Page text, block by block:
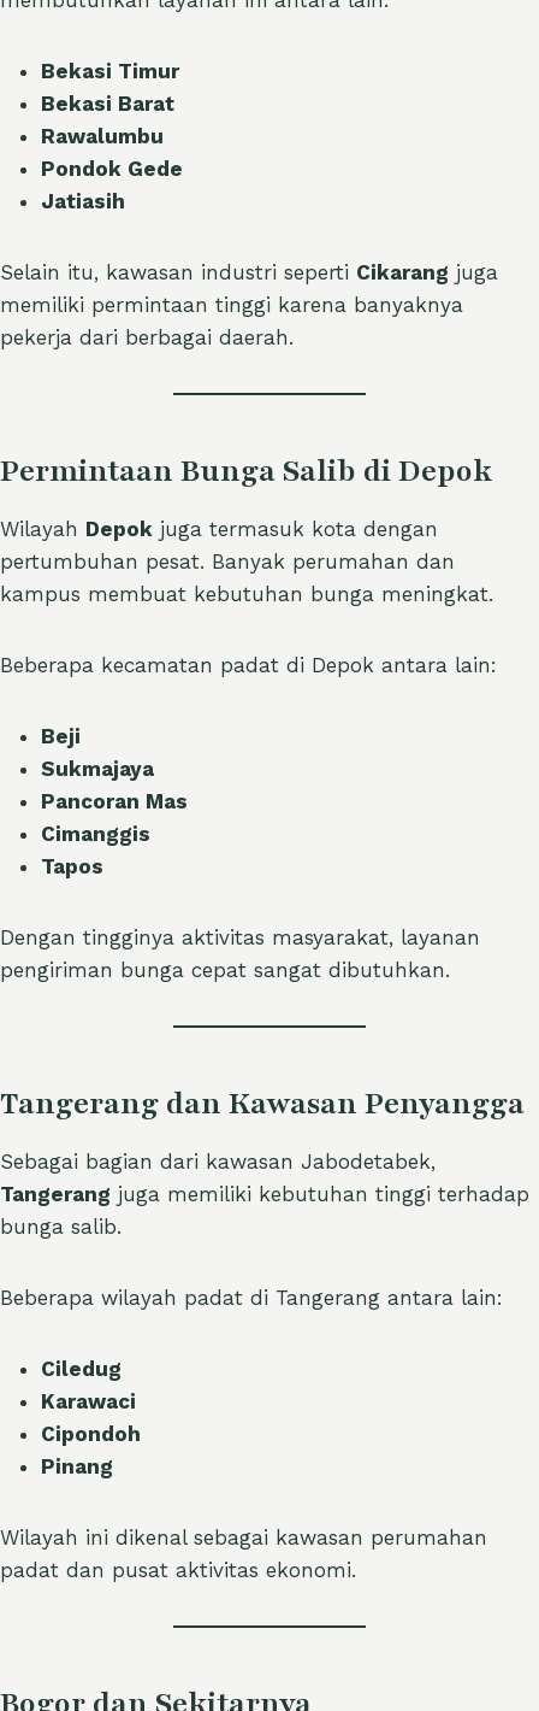
Bekasi Timur
Bekasi Barat
Rawalumbu
Pondok Gede
Jatiasih
Selain itu, kawasan industri seperti Cikarang juga
memiliki permintaan tinggi karena banyaknya
pekerja dari berbagai daerah.
Permintaan Bunga Salib di Depok
Wilayah Depok juga termasuk kota dengan
pertumbuhan pesat. Banyak perumahan dan
kampus membuat kebutuhan bunga meningkat.
Beberapa kecamatan padat di Depok antara lain:
Beji
Sukmajaya
Pancoran Mas
Cimanggis
Tapos
Dengan tingginya aktivitas masyarakat, layanan
pengiriman bunga cepat sangat dibutuhkan.
Tangerang dan Kawasan Penyangga
Sebagai bagian dari kawasan Jabodetabek,
Tangerang juga memiliki kebutuhan tinggi terhadap
bunga salib.
Beberapa wilayah padat di Tangerang antara lain:
Ciledug
Karawaci
Cipondoh
Pinang
Wilayah ini dikenal sebagai kawasan perumahan
padat dan pusat aktivitas ekonomi.